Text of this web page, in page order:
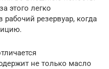
этого легко
резервуар, когда
не только масло